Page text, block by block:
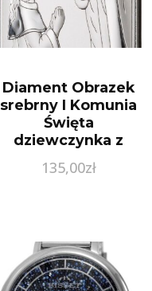
Diament Obrazek
srebrny I Komunia
Święta
dziewczynka z
135,00zł